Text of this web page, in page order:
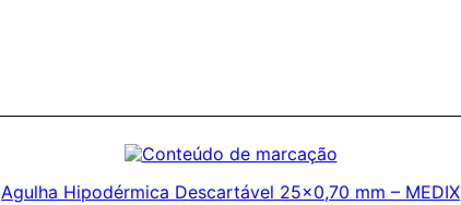
Agulha Hipodérmica Descartável 25×0,70 mm – MEDIX